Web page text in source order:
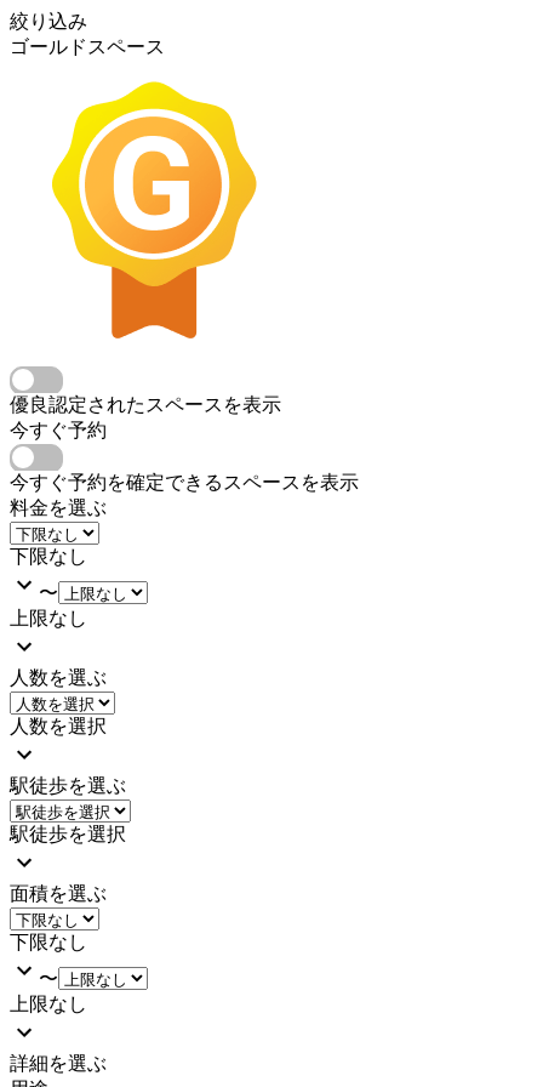
絞り込み
ゴールドスペース
優良認定されたスペースを表示
今すぐ予約
今すぐ予約を確定できるスペースを表示
料金を選ぶ
下限なし
〜
上限なし
人数を選ぶ
人数を選択
駅徒歩を選ぶ
駅徒歩を選択
面積を選ぶ
下限なし
〜
上限なし
詳細を選ぶ